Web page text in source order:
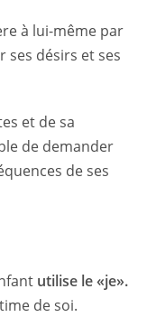
à lui-même par
ses désirs et ses
et de sa
de demander
de ses
utilise le «je».
de soi.